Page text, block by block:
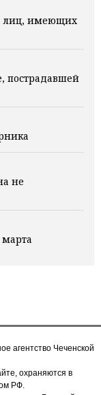
лиц, имеющих
пострадавшей
не
агентство Чеченской
охраняются в
РФ.